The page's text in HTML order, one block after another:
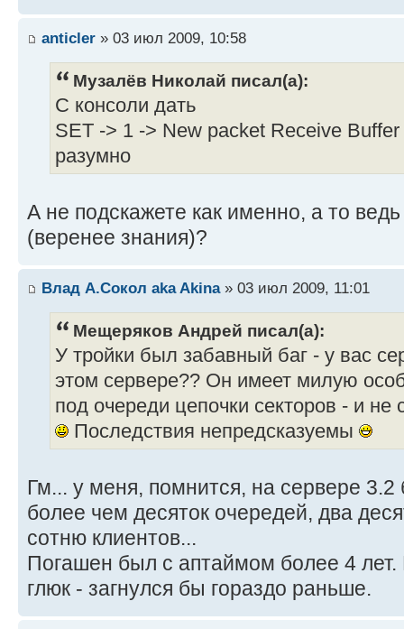
anticler » 03 июл 2009, 10:58
Музалёв Николай писал(а):
С консоли дать
SET -> 1 -> New packet Receive
разумно
А не подскажете как именно, а то
(веренее знания)?
Влад А.Сокол aka Akina» 03 июл 2009, 11:01
Мещеряков Андрей писал(а):
У тройки был забавный баг - у вас
этом сервере?? Он имеет милую
под очереди цепочки секторов - и
Последствия непредсказуемы
Гм... у меня, помнится, на сервере
более чем десяток очередей, два
сотню клиентов...
Погашен был с аптаймом более 4 лет.
глюк - загнулся бы гораздо раньше.